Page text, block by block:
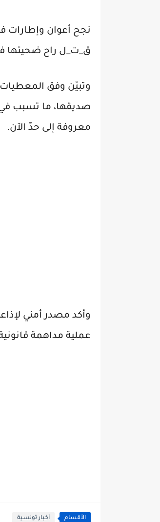
نجح أعوان وإطارات
ق_ت_ل راح ضحيتها
وتبيّن وفق المعطيات
صديقها، ما تسبب في
معروفة إلى حدّ الآن.
وأكد مصدر أمني
عملية مداهمة
الأقسام أخبار تونسية